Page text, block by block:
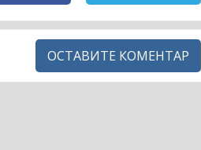
ОСТАВИТЕ КОМЕНТАР